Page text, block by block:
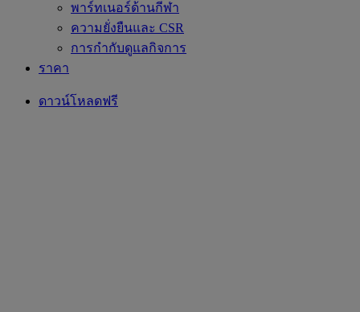
พาร์ทเนอร์ด้านกีฬา
ความยั่งยืนและ CSR
การกำกับดูแลกิจการ
ราคา
ดาวน์โหลดฟรี